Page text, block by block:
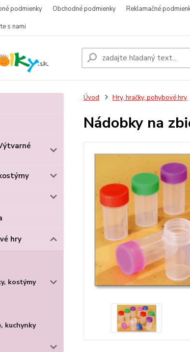
podmienky Obchodné podmienky Reklamačné
s nami
hry
kostýmy
kuchynky
Úvod Hry, hračky, pohybové hry
Nádobky na